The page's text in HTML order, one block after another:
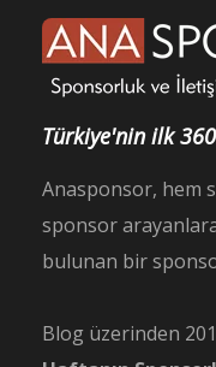
Türkiye'nin ilk
Anasponsor, hem
sponsor
bulunan bir
Blog üzerinden